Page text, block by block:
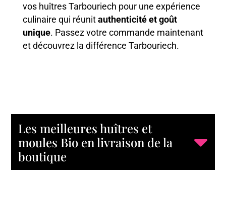
vos huîtres Tarbouriech pour une expérience
culinaire qui réunitauthenticité et goût
unique. Passez votre commande maintenant
et découvrez la différence Tarbouriech.
Les meilleures huîtres et
moules Bio en livraison de la
boutique